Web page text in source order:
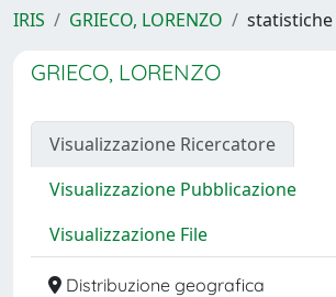
IRIS GRIECO, LORENZO
GRIECO, LORENZO
Visualizzazione Ricercatore
Visualizzazione Pubblicazione
Visualizzazione File
Distribuzione geografica